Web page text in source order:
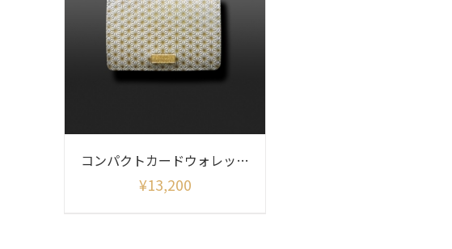
コンパクトカードウォレット 麻の葉
¥13,200